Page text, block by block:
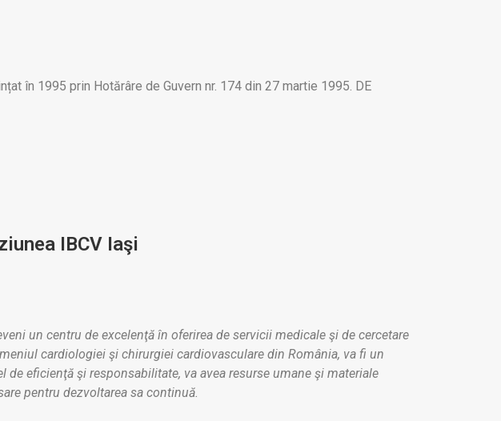
în 1995 prin Hotărâre de Guvern nr. 174 din 27 martie 1995. DE
IBCV Iaşi
un centru de excelenţă în oferirea de servicii medicale şi de cercetare
cardiologiei şi chirurgiei cardiovasculare din România, va fi un
de eficienţă şi responsabilitate, va avea resurse umane şi materiale
pentru dezvoltarea sa continuă.